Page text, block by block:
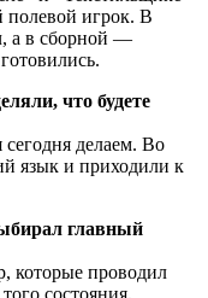
полевой игрок. В
а в сборной —
что будете
делаем. Во
язык и приходили к
главный
которые проводил